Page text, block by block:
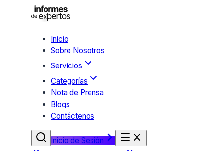
Inicio
Sobre Nosotros
Servicios
Categorías
Nota de Prensa
Blogs
Contáctenos
Inicio de Sesión